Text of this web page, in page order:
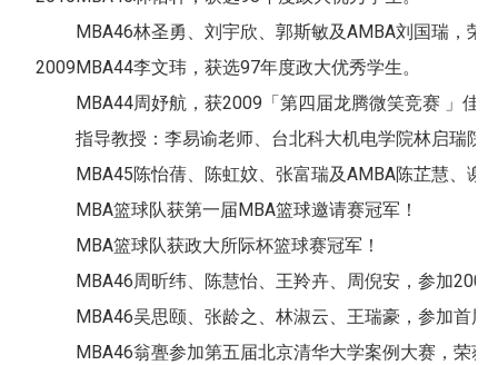
MBA46林圣勇、刘宇欣、郭斯敏及AMBA刘国瑞，
2009 MBA44李文玮，获选97年度政大优秀学生。
MBA44周妤航，获2009「第四届龙腾微笑竞赛 」佳
指导教授：李易谕老师、台北科大机电学院林启瑞院
MBA45陈怡蒨、陈虹妏、张富瑞及AMBA陈芷慧、谢
MBA篮球队获第一届MBA篮球邀请赛冠军！
MBA篮球队获政大所际杯篮球赛冠军！
MBA46周昕纬、陈慧怡、王羚卉、周倪安，参加
MBA46吴思颐、张龄之、林淑云、王瑞豪，参加首
MBA46翁亹参加第五届北京清华大学案例大赛，荣